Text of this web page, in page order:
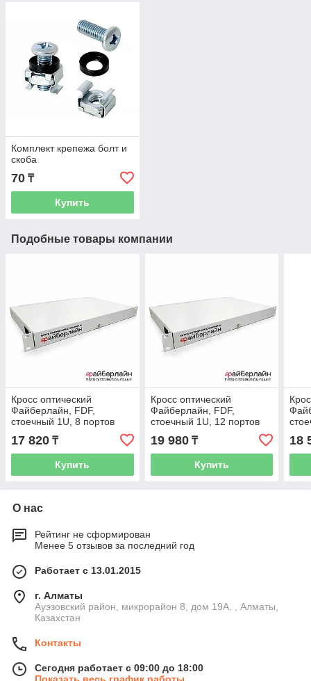
Комплект крепежа болт и
скоба
70 ₸
Купить
Подобные товары компании
Кросс оптический
Файберлайн, FDF,
стоечный 1U, 8 портов
SC/APC SM невыдвижной
(в комплекте 8 адаптеров
+8
17 820 ₸
Купить
Кросс оптический
Файберлайн, FDF,
стоечный 1U, 12 портов
SC/APC SM, невыдвижной
(в комплекте 12
адаптеров+12
19 980₸
Купить
(в
18
О нас
Рейтинг не сформирован
Менее 5 отзывов за последний год
Работает с 13.01.2015
г. Алматы
Ауэзовский район, микрорайон 8, дом 19А. , Алматы,
Казахстан
Контакты
Сегодня работает с 09:00 до 18:00